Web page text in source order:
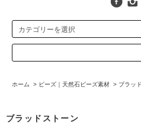
ホーム > ビーズ｜天然石ビーズ素材 > ブラッ
ブラッドストーン